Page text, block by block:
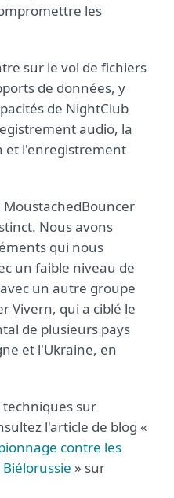
les
sur le vol de fichiers
de données, y
de NightClub
audio, la
et l'enregistrement
MoustachedBouncer
Nous avons
qui nous
un faible niveau de
un autre groupe
Vivern, qui a ciblé le
de plusieurs pays
et l'Ukraine, en
sur
l'article de blog «
contre les
» sur